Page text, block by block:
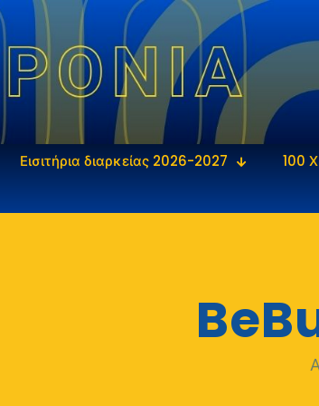
Εισιτήρια διαρκείας 2026-2027 100